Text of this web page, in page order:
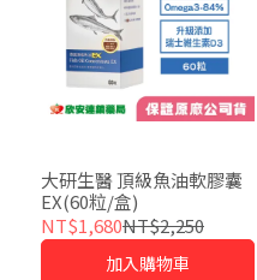
大研生醫 頂級魚油軟膠囊
EX(60粒/盒)
NT$1,680NT$2,250
加入購物車